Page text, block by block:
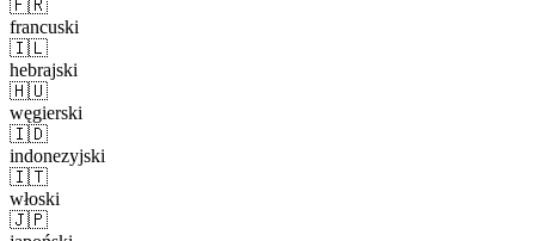
🇫🇷
francuski
🇮🇱
hebrajski
🇭🇺
węgierski
🇮🇩
indonezyjski
🇮🇹
włoski
🇯🇵